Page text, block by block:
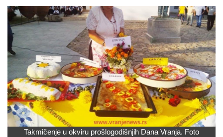
Takmičenje u okviru prošlogodišnjih Dana Vranja. Foto